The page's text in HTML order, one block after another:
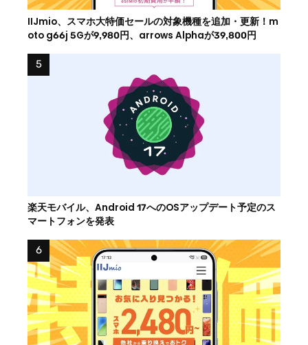
IIJmio、スマホ大特価セールの対象機種を追加・更新！m
oto g66j 5Gが9,980円、arrows Alphaが39,800円
楽天モバイル、Android 17へのOSアップデート予定のス
マートフォンを発表